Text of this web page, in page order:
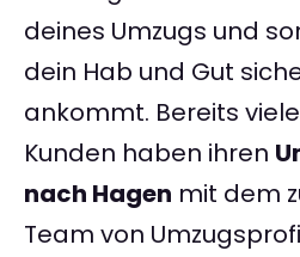
deines Umzugs und
dein Hab und Gut
ankommt. Bereits
Kunden haben ihren
nach Hagen mit dem
Team von